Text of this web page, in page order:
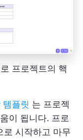
프로젝트의 핵
플릿 는 프로젝
이 됩니다. 프로
로 시작하고 마무